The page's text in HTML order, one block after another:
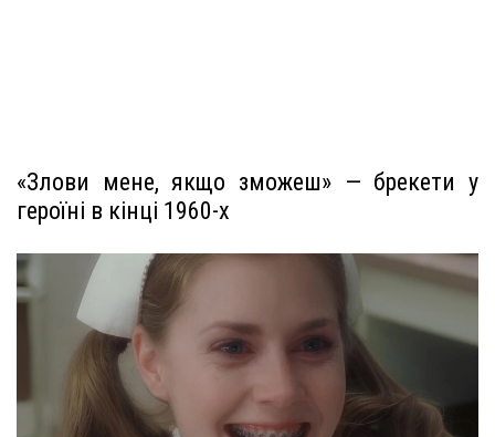
«Злови мене, якщо зможеш» — брекети у
героїні в кінці 1960-х